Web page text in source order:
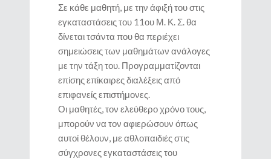
Σε κάθε μαθητή, με την άφιξή του στις
εγκαταστάσεις του 11ου Μ. Κ. Σ. θα
δίνεται τσάντα που θα περιέχει
σημειώσεις των μαθημάτων ανάλογες
με την τάξη του. Προγραμματίζονται
επίσης επίκαιρες διαλέξεις από
επιφανείς επιστήμονες.
Οι μαθητές, τον ελεύθερο χρόνο τους,
μπορούν να τον αφιερώσουν όπως
αυτοί θέλουν, με αθλοπαιδιές στις
σύγχρονες εγκαταστάσεις του